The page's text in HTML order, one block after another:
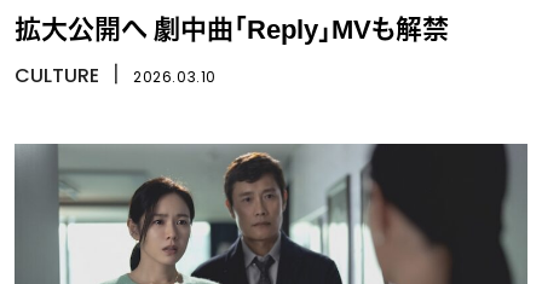
拡大公開へ 劇中曲「Reply」MVも解禁
CULTURE 2026.03.10